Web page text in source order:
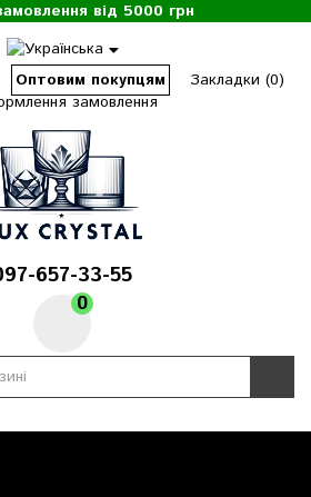
від 5000 грн
Оптовим покупцям
Закладки (0)
замовлення
657-33-55
0